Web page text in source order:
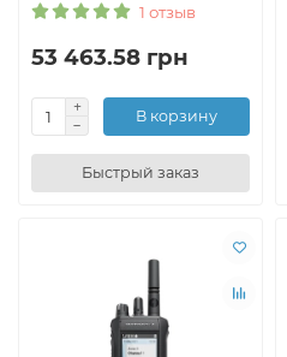
1 отзыв
53 463.58 грн
В корзину
Быстрый заказ